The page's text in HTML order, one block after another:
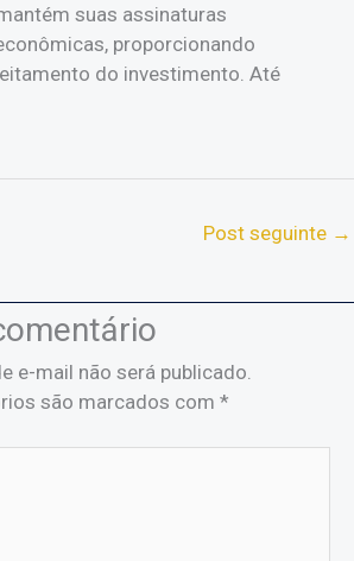
suas assinaturas
proporcionando
do investimento. Até
Post seguinte →
e-mail não será publicado.
são marcados com *